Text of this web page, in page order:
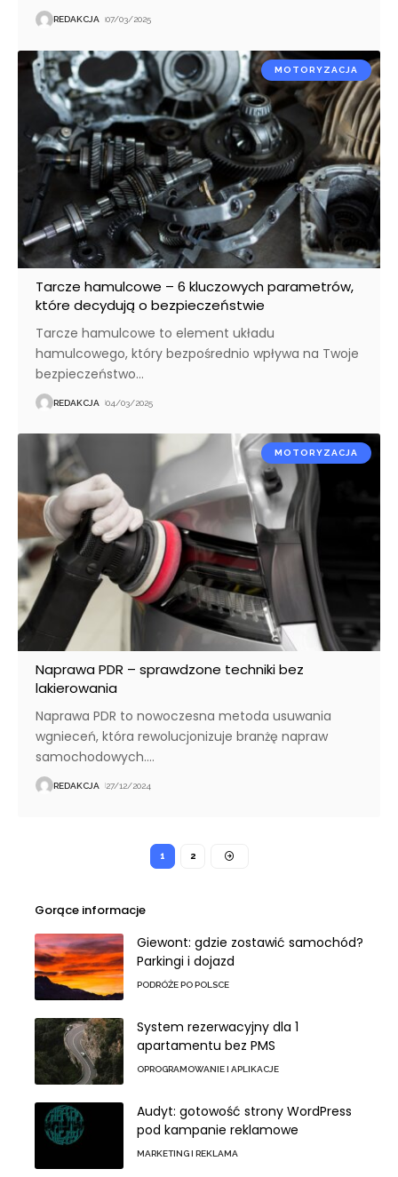
REDAKCJA 07/03/2025
MOTORYZACJA
Tarcze hamulcowe – 6 kluczowych parametrów,
które decydują o bezpieczeństwie
Tarcze hamulcowe to element układu
hamulcowego, który bezpośrednio wpływa na Twoje
bezpieczeństwo…
REDAKCJA 04/03/2025
MOTORYZACJA
Naprawa PDR – sprawdzone techniki bez
lakierowania
Naprawa PDR to nowoczesna metoda usuwania
wgnieceń, która rewolucjonizuje branżę napraw
samochodowych.…
REDAKCJA 27/12/2024
1 2
Gorące informacje
Giewont: gdzie zostawić samochód?
Parkingi i dojazd
PODRÓŻE PO POLSCE
System rezerwacyjny dla 1
apartamentu bez PMS
OPROGRAMOWANIE I APLIKACJE
Audyt: gotowość strony WordPress
pod kampanie reklamowe
MARKETING I REKLAMA